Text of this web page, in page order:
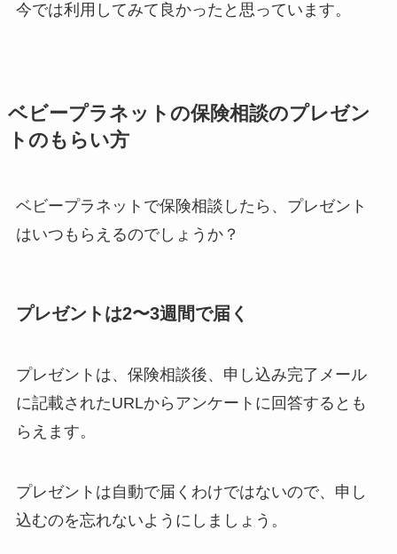
今では利用してみて良かったと思っています。
ベビープラネットの保険相談のプレゼン
トのもらい方
ベビープラネットで保険相談したら、プレゼント
はいつもらえるのでしょうか？
プレゼントは2〜3週間で届く
プレゼントは、保険相談後、申し込み完了メール
に記載されたURLからアンケートに回答するとも
らえます。
プレゼントは自動で届くわけではないので、申し
込むのを忘れないようにしましょう。